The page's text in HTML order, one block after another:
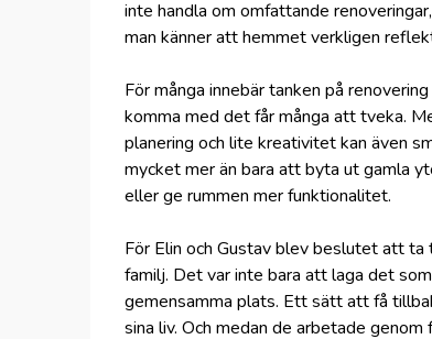
inte handla om omfattande
man känner att hemmet verkligen
För många innebär tanken på
komma med det får många att tveka.
planering och lite kreativitet kan även
mycket mer än bara att byta ut gamla
eller ge rummen mer funktionalitet.
För Elin och Gustav blev beslutet att ta
familj. Det var inte bara att laga det
gemensamma plats. Ett sätt att få
sina liv. Och medan de arbetade